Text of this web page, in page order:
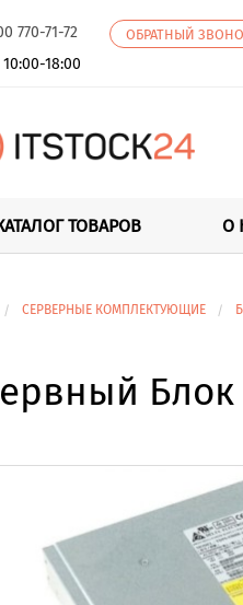
770-71-72 ОБРАТНЫЙ
18:00
ТОВАРОВ О
СЕРВЕРНЫЕ КОМПЛЕКТУЮЩИЕ
Блок